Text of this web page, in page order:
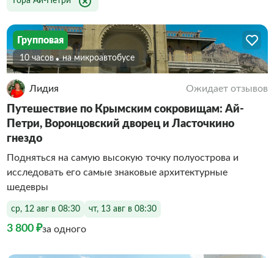
Групповая
10 часов На микроавтобусе
Лидия Ожидает отзывов
Путешествие по Крымским сокровищам: Ай-
Петри, Воронцовский дворец и Ласточкино
гнездо
Подняться на самую высокую точку полуострова и
исследовать его самые знаковые архитектурные
шедевры
ср, 12 авг в 08:30 чт, 13 авг в 08:30
3 800 ₽за одного